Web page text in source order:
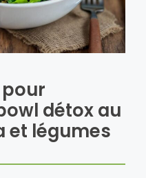
détox au
et légumes